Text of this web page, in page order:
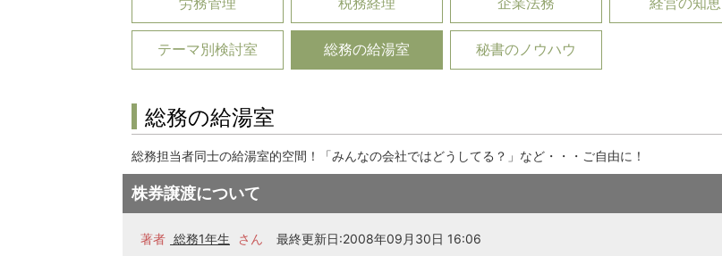
テーマ別検討室 総務の給湯室 秘書のノウハウ
総務の給湯室
総務担当者同士の給湯室的空間！「みんなの会社ではどうしてる？」など・・・ご自由に！
株券譲渡について
著者 総務1年生 さん 最終更新日:2008年09月30日 16:06